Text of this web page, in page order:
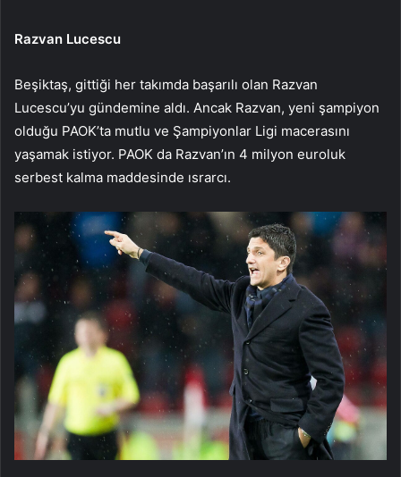
Razvan Lucescu
Beşiktaş, gittiği her takımda başarılı olan Razvan
Lucescu’yu gündemine aldı. Ancak Razvan, yeni şampiyon
olduğu PAOK’ta mutlu ve Şampiyonlar Ligi macerasını
yaşamak istiyor. PAOK da Razvan’ın 4 milyon euroluk
serbest kalma maddesinde ısrarcı.